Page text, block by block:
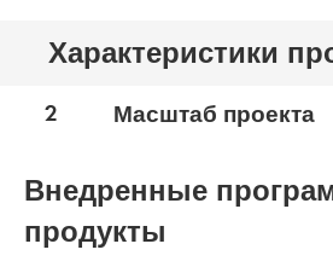
Характеристики
2 Масштаб проекта
Внедренные
продукты